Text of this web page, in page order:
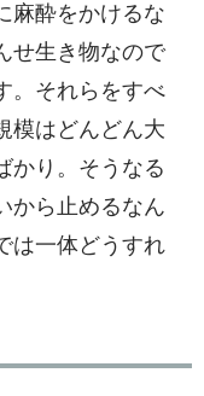
麻酔をかけるな
せ生き物なので
。それらをすべ
模はどんどん大
かり。そうなる
から止めるなん
は一体どうすれ